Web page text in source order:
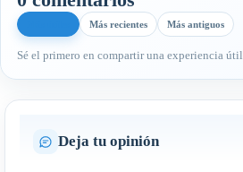
Más recientes Más antiguos
Sé el primero en compartir una experiencia útil.
Deja tu opinión